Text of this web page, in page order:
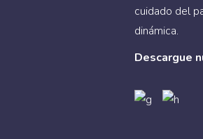
cuidado del
dinámica.
Descargue